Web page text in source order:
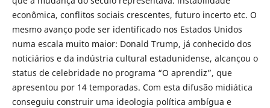
econômica, conflitos sociais crescentes, futuro incerto etc. O
mesmo avanço pode ser identificado nos Estados Unidos
numa escala muito maior: Donald Trump, já conhecido dos
noticiários e da indústria cultural estadunidense, alcançou o
status de celebridade no programa “O aprendiz”, que
apresentou por 14 temporadas. Com esta difusão midiática
conseguiu construir uma ideologia política ambígua e